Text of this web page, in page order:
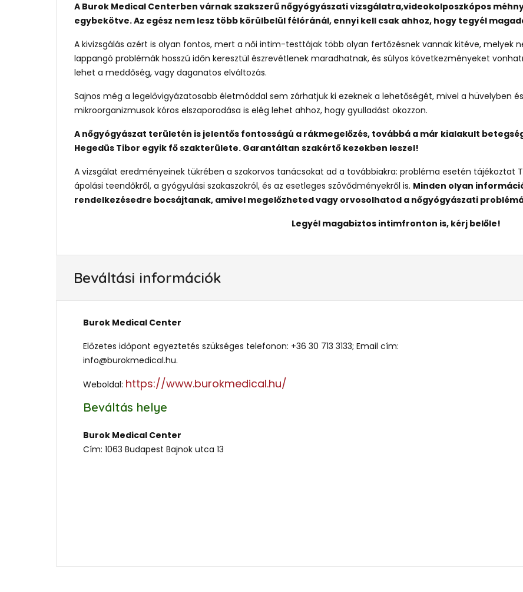
A Burok Medical Center​ben várnak szakszerű nőgyógyászati vizsgálatra,videokolposzkópos
egybekötve. Az egész nem lesz több körülbelül félóránál, ennyi kell csak ahhoz, hogy tegyél
A kivizsgálás azért is olyan fontos, mert a női intim-testtájak több olyan fertőzésnek vannak kitéve, melyek
lappangó problémák hosszú időn keresztül észrevétlenek maradhatnak, és súlyos következményeket
lehet a meddőség, vagy daganatos elváltozás.
Sajnos még a legelővigyázatosabb életmóddal sem zárhatjuk ki ezeknek a lehetőségét, mivel a hüvelyben
mikroorganizmusok kóros elszaporodása is elég lehet ahhoz, hogy gyulladást okozzon.
A nőgyógyászat területén is jelentős fontosságú a rákmegelőzés, továbbá a már kialakult
Hegedüs Tibor egyik fő szakterülete. Garantáltan szakértő kezekben leszel!
A vizsgálat eredményeinek tükrében a szakorvos tanácsokat ad a továbbiakra: probléma esetén tájékoztat
ápolási teendőkről, a gyógyulási szakaszokról, és az esetleges szövődményekről is. Minden olyan
rendelkezésedre bocsájtanak, amivel megelőzheted vagy orvosolhatod a nőgyógyászati
Legyél magabiztos intimfronton is, kérj belőle!
Beváltási információk
Burok Medical Center
Előzetes időpont egyeztetés szükséges telefonon: +36 30 713 3133; Email cím:
info@burokmedical.hu.
Weboldal: https://www.burokmedical.hu/
Beváltás helye
Burok Medical Center
Cím: 1063 Budapest Bajnok utca 13